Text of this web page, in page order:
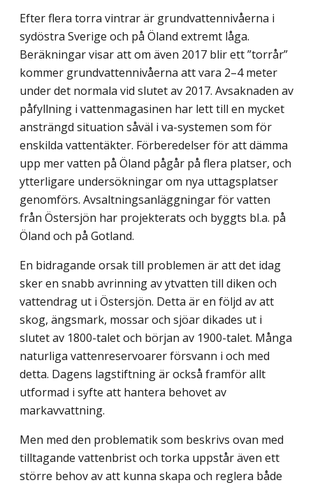
Efter flera torra vintrar är grundvattennivåerna i
sydöstra Sverige och på Öland extremt låga.
Beräkningar visar att om även 2017 blir ett ”torrår”
kommer grundvattennivåerna att vara 2–4 meter
under det normala vid slutet av 2017. Avsaknaden av
påfyllning i vattenmagasinen har lett till en mycket
ansträngd situation såväl i va-systemen som för
enskilda vattentäkter. Förberedelser för att dämma
upp mer vatten på Öland pågår på flera platser, och
ytterligare undersökningar om nya uttagsplatser
genomförs. Avsaltningsanläggningar för vatten
från Östersjön har projekterats och byggts bl.a. på
Öland och på Gotland.
En bidragande orsak till problemen är att det idag
sker en snabb avrinning av ytvatten till diken och
vattendrag ut i Östersjön. Detta är en följd av att
skog, ängsmark, mossar och sjöar dikades ut i
slutet av 1800-talet och början av 1900-talet. Många
naturliga vattenreservoarer försvann i och med
detta. Dagens lagstiftning är också framför allt
utformad i syfte att hantera behovet av
markavvattning.
Men med den problematik som beskrivs ovan med
tilltagande vattenbrist och torka uppstår även ett
större behov av att kunna skapa och reglera både